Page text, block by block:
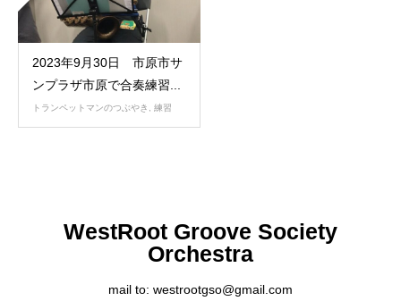
2023年9月30日 市原市サ
ンプラザ市原で合奏練習...
トランペットマンのつぶやき , 練習
WestRoot Groove Society
Orchestra
mail to: westrootgso@gmail.com